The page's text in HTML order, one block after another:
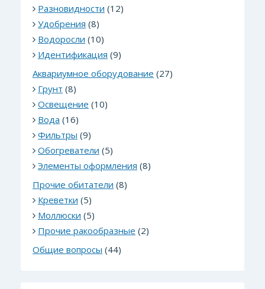
Разновидности (12)
Удобрения (8)
Водоросли (10)
Идентификация (9)
Аквариумное оборудование (27)
Грунт (8)
Освещение (10)
Вода (16)
Фильтры (9)
Обогреватели (5)
Элементы оформления (8)
Прочие обитатели (8)
Креветки (5)
Моллюски (5)
Прочие ракообразные (2)
Общие вопросы (44)